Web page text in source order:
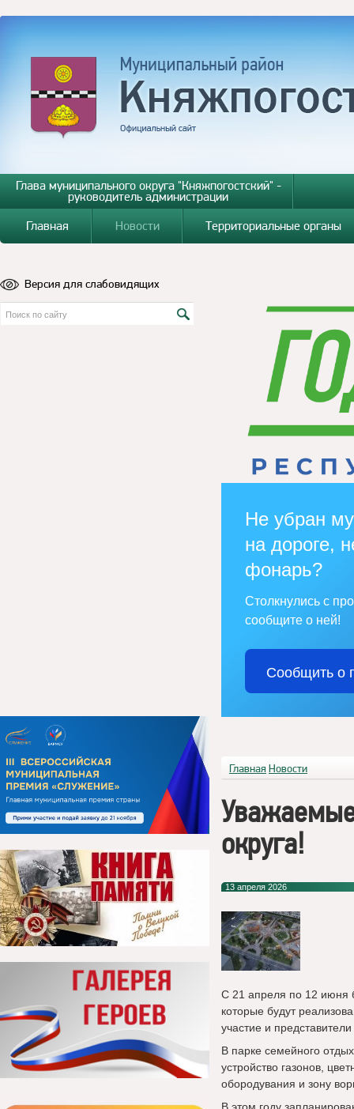
Глава муниципального округа "Княжпогостский" -
руководитель администрации
Главная
Новости Территориальные органы
Версия для слабовидящих
Не убран
на дороге,
фонарь?
Столкнулись с
сообщите о ней!
Сообщить о
Главная Новости
округа!
13 апреля 2026
С 21 апреля по 12 июня
которые будут
участие и
В парке семейного
устройство газонов,
обородувания и зону